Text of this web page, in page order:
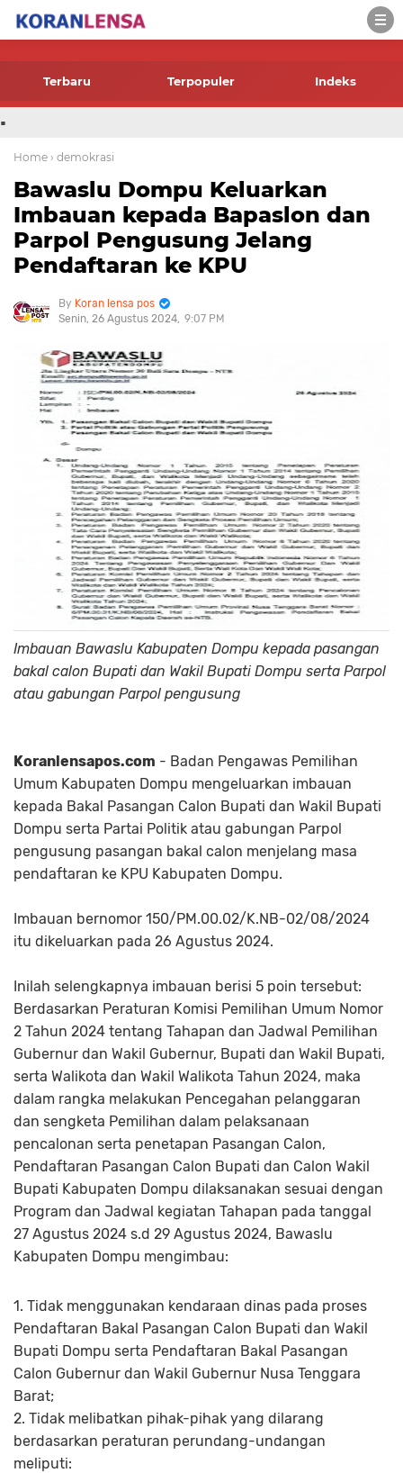
-->
Terbaru Terpopuler Indeks
.
Home › demokrasi
Bawaslu Dompu Keluarkan
Imbauan kepada Bapaslon dan
Parpol Pengusung Jelang
Pendaftaran ke KPU
Koran lensa pos
Senin, 26 Agustus 2024 9:07 PM
Imbauan Bawaslu Kabupaten Dompu kepada pasangan
bakal calon Bupati dan Wakil Bupati Dompu serta Parpol
atau gabungan Parpol pengusung
Koranlensapos.com - Badan Pengawas Pemilihan
Umum Kabupaten Dompu mengeluarkan imbauan
kepada Bakal Pasangan Calon Bupati dan Wakil Bupati
Dompu serta Partai Politik atau gabungan Parpol
pengusung pasangan bakal calon menjelang masa
pendaftaran ke KPU Kabupaten Dompu.
Imbauan bernomor 150/PM.00.02/K.NB-02/08/2024
itu dikeluarkan pada 26 Agustus 2024.
Inilah selengkapnya imbauan berisi 5 poin tersebut:
Berdasarkan Peraturan Komisi Pemilihan Umum Nomor
2 Tahun 2024 tentang Tahapan dan Jadwal Pemilihan
Gubernur dan Wakil Gubernur, Bupati dan Wakil Bupati,
serta Walikota dan Wakil Walikota Tahun 2024, maka
dalam rangka melakukan Pencegahan pelanggaran
dan sengketa Pemilihan dalam pelaksanaan
pencalonan serta penetapan Pasangan Calon,
Pendaftaran Pasangan Calon Bupati dan Calon Wakil
Bupati Kabupaten Dompu dilaksanakan sesuai dengan
Program dan Jadwal kegiatan Tahapan pada tanggal
27 Agustus 2024 s.d 29 Agustus 2024, Bawaslu
Kabupaten Dompu mengimbau:
1. Tidak menggunakan kendaraan dinas pada proses
Pendaftaran Bakal Pasangan Calon Bupati dan Wakil
Bupati Dompu serta Pendaftaran Bakal Pasangan
Calon Gubernur dan Wakil Gubernur Nusa Tenggara
Barat;
2. Tidak melibatkan pihak-pihak yang dilarang
berdasarkan peraturan perundang-undangan
meliputi: